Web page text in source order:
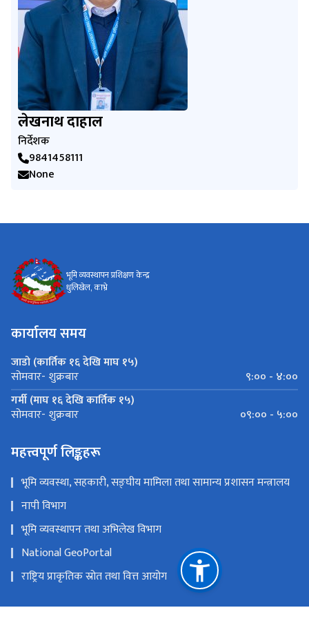
लेखनाथ दाहाल
निर्देशक
9841458111
None
भूमि व्यवस्थापन प्रशिक्षण केन्द्र
धुलिखेल, काभ्रे
कार्यालय समय
जाडो (कार्तिक १६ देखि माघ १५)
सोमवार- शुक्रबार
९:०० - ४:००
गर्मी (माघ १६ देखि कार्तिक १५)
सोमवार- शुक्रबार ०९:०० - ५:००
महत्त्वपूर्ण लिङ्कहरू
भूमि व्यवस्था, सहकारी, सङ्घीय मामिला तथा सामान्य प्रशासन मन्त्रालय
नापी विभाग
भूमि व्यवस्थापन तथा अभिलेख विभाग
National GeoPortal
राष्ट्रिय प्राकृतिक स्रोत तथा वित्त आयोग